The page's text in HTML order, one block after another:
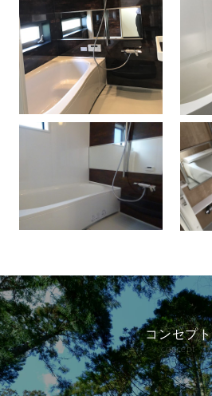
コンセプト
concept